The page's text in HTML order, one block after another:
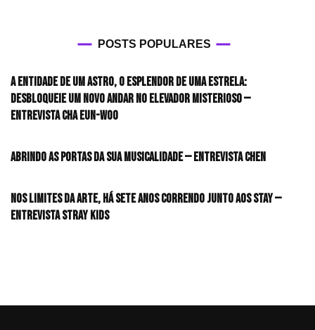
POSTS POPULARES
A entidade de um astro, o esplendor de uma estrela:
desbloqueie um novo andar no elevador misterioso —
Entrevista CHA EUN-WOO
Abrindo as portas da sua musicalidade — Entrevista CHEN
Nos limites da arte, há sete anos correndo junto aos STAY —
Entrevista Stray Kids